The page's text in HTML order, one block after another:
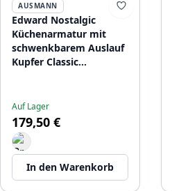
AUSMANN
Edward Nostalgic
Küchenarmatur mit
schwenkbarem Auslauf
Kupfer Classic
Auf Lager
179,50 €
In den Warenkorb